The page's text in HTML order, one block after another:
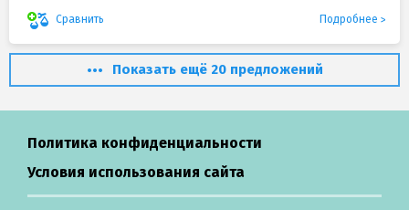
Сравнить Подробнее
Показать ещё 20 предложений
Политика конфиденциальности
Условия использования сайта